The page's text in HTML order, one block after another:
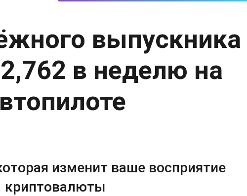
выпускника
в неделю на
изменит ваше восприятие
криптовалюты